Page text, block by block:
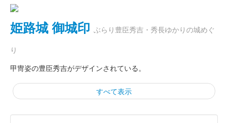
姫路城 御城印 ぶらり豊臣秀吉・秀長ゆかりの城めぐ
り
甲冑姿の豊臣秀吉がデザインされている。
すべて表示